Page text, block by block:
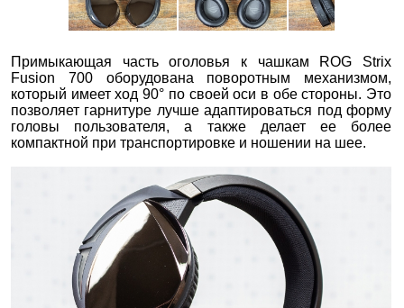
Примыкающая часть оголовья к чашкам ROG Strix
Fusion 700 оборудована поворотным механизмом,
который имеет ход 90° по своей оси в обе стороны. Это
позволяет гарнитуре лучше адаптироваться под форму
головы пользователя, а также делает ее более
компактной при транспортировке и ношении на шее.